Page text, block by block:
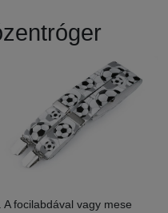
focilabdával vagy mese